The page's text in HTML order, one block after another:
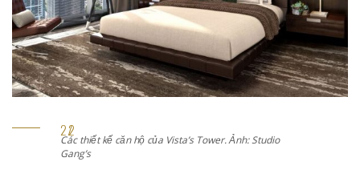
Các thiết kế căn hộ của Vista’s Tower. Ảnh: Studio
Gang’s